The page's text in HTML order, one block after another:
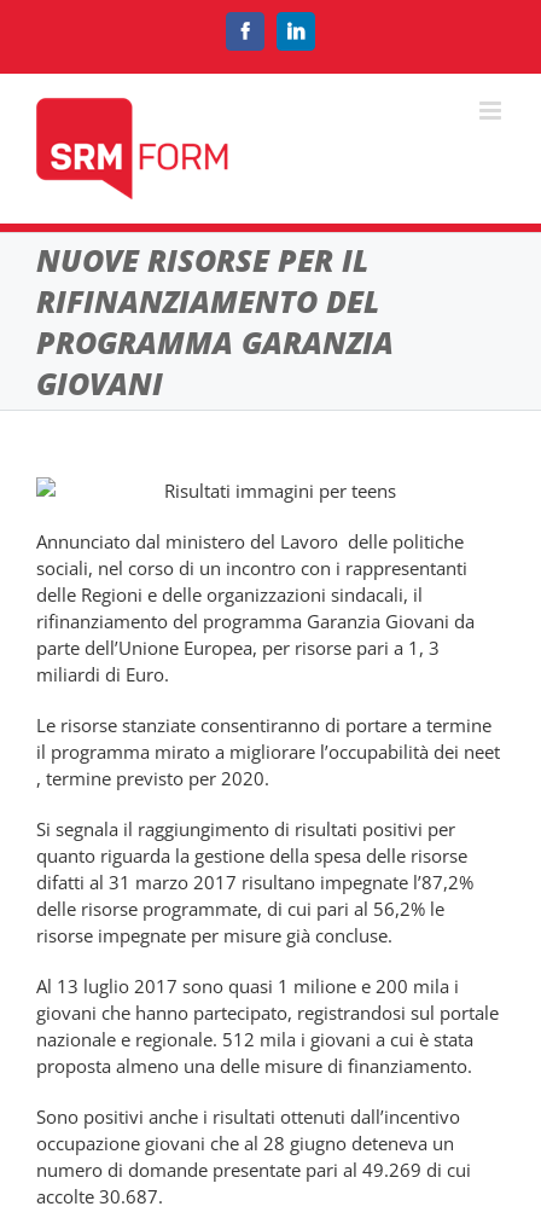
FacebookLinkedIn
NUOVE RISORSE PER IL
RIFINANZIAMENTO DEL
PROGRAMMA GARANZIA
GIOVANI
Annunciato dal ministero del Lavoro delle politiche
sociali, nel corso di un incontro con i rappresentanti
delle Regioni e delle organizzazioni sindacali, il
rifinanziamento del programma Garanzia Giovani da
parte dell’Unione Europea, per risorse pari a 1, 3
miliardi di Euro.
Le risorse stanziate consentiranno di portare a termine
il programma mirato a migliorare l’occupabilità dei neet
, termine previsto per 2020.
Si segnala il raggiungimento di risultati positivi per
quanto riguarda la gestione della spesa delle risorse
difatti al 31 marzo 2017 risultano impegnate l’87,2%
delle risorse programmate, di cui pari al 56,2% le
risorse impegnate per misure già concluse.
Al 13 luglio 2017 sono quasi 1 milione e 200 mila i
giovani che hanno partecipato, registrandosi sul portale
nazionale e regionale. 512 mila i giovani a cui è stata
proposta almeno una delle misure di finanziamento.
Sono positivi anche i risultati ottenuti dall’incentivo
occupazione giovani che al 28 giugno deteneva un
numero di domande presentate pari al 49.269 di cui
accolte 30.687.